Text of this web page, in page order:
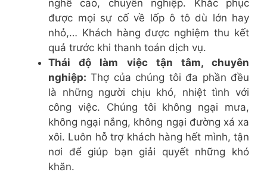
nghề cao, chuyên nghiệp. Khắc phục
được mọi sự cố về lốp ô tô dù lớn hay
nhỏ,… Khách hàng được nghiệm thu kết
quả trước khi thanh toán dịch vụ.
Thái độ làm việc tận tâm, chuyên
nghiệp: Thợ của chúng tôi đa phần đều
là những người chịu khó, nhiệt tình với
công việc. Chúng tôi không ngại mưa,
không ngại nắng, không ngại đường xá xa
xôi. Luôn hỗ trợ khách hàng hết mình, tận
nơi để giúp bạn giải quyết những khó
khăn.